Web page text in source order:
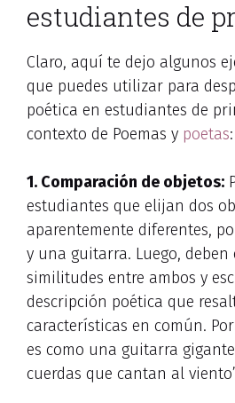
estudiantes de
Claro, aquí te dejo algunos
que puedes utilizar para
poética en estudiantes de
contexto de Poemas y poetas:
1. Comparación de objetos:
estudiantes que elijan dos
aparentemente diferentes,
y una guitarra. Luego,
similitudes entre ambos y
descripción poética que
características en común.
es como una guitarra
cuerdas que cantan al